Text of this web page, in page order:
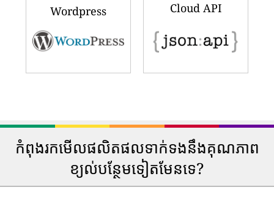
Wordpress Cloud API
កំពុងរកមើលផលិតផលទាក់ទងនឹងគុណភាព
ខ្យល់បន្ថែមទៀតមែនទេ?